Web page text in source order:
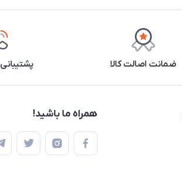
ضمانت اصالت کالا پشتیبانی ۲۴ ساعته
همراه ما باشید!